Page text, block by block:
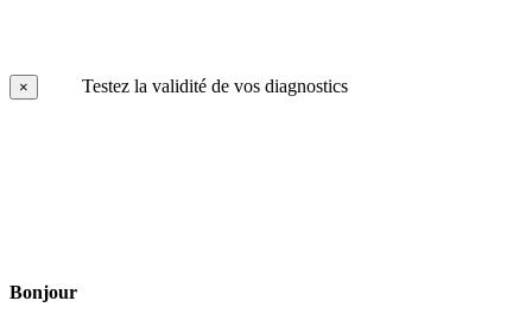
× Testez la validité de vos diagnostics
Bonjour